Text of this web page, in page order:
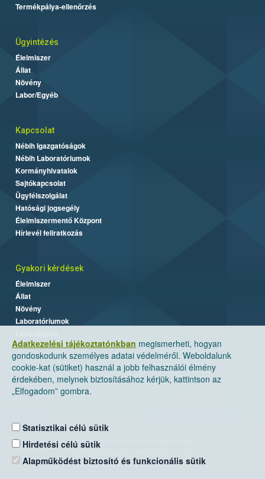
Adatkezelési tájékoztatónkban megismerheti, hogyan
gondoskodunk személyes adatai védelméről. Weboldalunk
cookie-kat (sütiket) használ a jobb felhasználói élmény
érdekében, melynek biztosításához kérjük, kattintson az
„Elfogadom” gombra.
Statisztikai célú sütik
Hirdetési célú sütik
Alapműködést biztosító és funkcionális sütik
Termékpálya-ellenőrzés
Ügyintézés
Élelmiszer
Állat
Növény
Labor/Egyéb
Kapcsolat
Nébih Igazgatóságok
Nébih Laboratóriumok
Kormányhivatalok
Sajtókapcsolat
Ügyfélszolgálat
Hatósági jogsegély
Élelmiszermentő Központ
Hírlevél feliratkozás
Gyakori kérdések
Élelmiszer
Állat
Növény
Laboratóriumok
Nemzeti Élelmiszerlánc-biztonsági Hivatal
Levelezési cím: 1525 Budapest. Pf. 30.